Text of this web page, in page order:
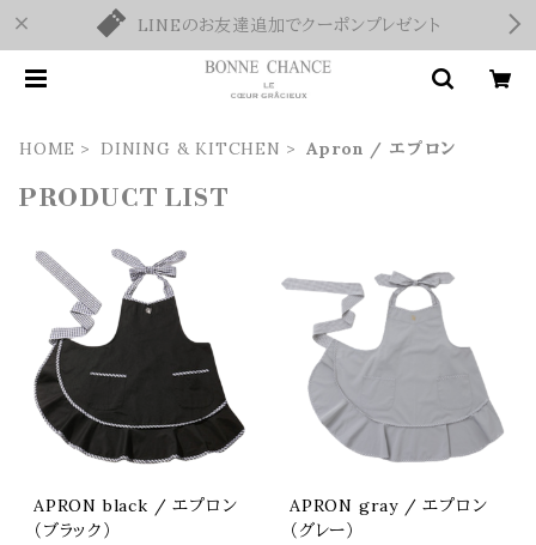
LINEのお友達追加でクーポンプレゼント
HOME DINING & KITCHEN Apron / エプロン
PRODUCT LIST
APRON black / エプロン
（ブラック）
APRON gray / エプロン
（グレー）